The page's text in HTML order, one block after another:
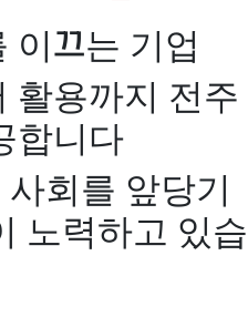
이끄는 기업
활용까지 전주
합니다
회를 앞당기
노력하고 있습